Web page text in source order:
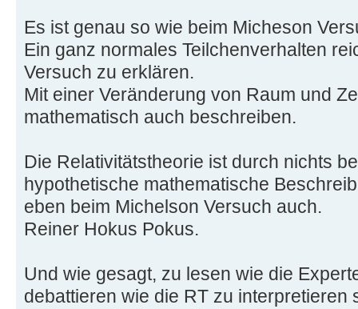
Es ist genau so wie beim Micheson
Ein ganz normales Teilchenverhalten
Versuch zu erklären.
Mit einer Veränderung von Raum und
mathematisch auch beschreiben.
Die Relativitätstheorie ist durch nichts
hypothetische mathematische
eben beim Michelson Versuch auch.
Reiner Hokus Pokus.
Und wie gesagt, zu lesen wie die
debattieren wie die RT zu interpretieren